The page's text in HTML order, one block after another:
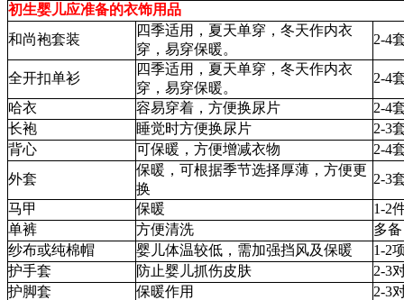
初生婴儿应准备的衣饰用品
和尚袍套装
四季适用，夏天单穿，冬天作内衣
穿，易穿保暖。
2-4
全开扣单衫
四季适用，夏天单穿，冬天作内衣
穿，易穿保暖。
2-4
哈衣
容易穿着，方便换尿片
2-4
长袍
睡觉时方便换尿片
2-3
背心
可保暖，方便增减衣物
2-4
外套
保暖，可根据季节选择厚薄，方便更
换
2-3
马甲
保暖
1-2
单裤
方便清洗
多备
纱布或纯棉帽
婴儿体温较低，需加强挡风及保暖
1-2
护手套
防止婴儿抓伤皮肤
2-3
护脚套
保暖作用
2-3